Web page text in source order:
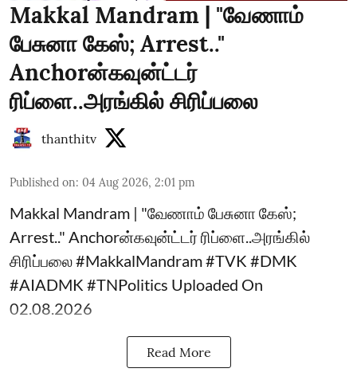
Makkal Mandram | "வேணாம்
பேசுனா கேஸ்; Arrest.."
Anchorன்கவுன்ட்டர்
ரிப்ளை..அரங்கில் சிரிப்பலை
thanthitv
Published on: 04 Aug 2026, 2:01 pm
Makkal Mandram | "வேணாம் பேசுனா கேஸ்;
Arrest.." Anchorன்கவுன்ட்டர் ரிப்ளை..அரங்கில்
சிரிப்பலை #MakkalMandram #TVK #DMK
#AIADMK #TNPolitics Uploaded On
02.08.2026
Read More